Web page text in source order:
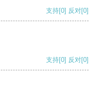
支持[0] 反对[0]
支持[0] 反对[0]